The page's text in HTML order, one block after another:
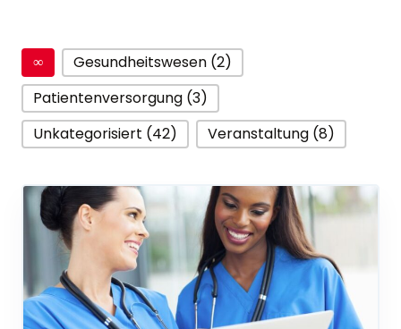
∞
Gesundheitswesen (2)
Patientenversorgung (3)
Unkategorisiert (42)
Veranstaltung (8)